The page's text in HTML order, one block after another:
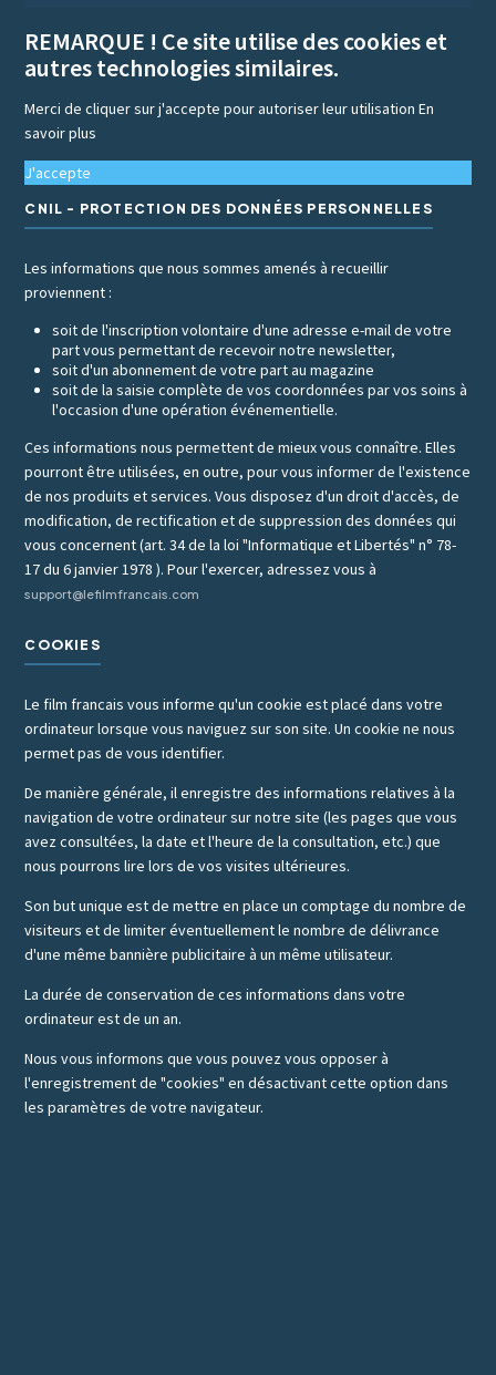
REMARQUE ! Ce site utilise des cookies et
autres technologies similaires.
Merci de cliquer sur j'accepte pour autoriser leur utilisationEn
savoir plus
J'accepte
CNIL - PROTECTION DES DONNÉES PERSONNELLES
Les informations que nous sommes amenés à recueillir
proviennent :
soit de l'inscription volontaire d'une adresse e-mail de votre
part vous permettant de recevoir notre newsletter,
soit d'un abonnement de votre part au magazine
soit de la saisie complète de vos coordonnées par vos soins à
l'occasion d'une opération événementielle.
Ces informations nous permettent de mieux vous connaître. Elles
pourront être utilisées, en outre, pour vous informer de l'existence
de nos produits et services. Vous disposez d'un droit d'accès, de
modification, de rectification et de suppression des données qui
vous concernent (art. 34 de la loi "Informatique et Libertés" n° 78-
17 du 6 janvier 1978 ). Pour l'exercer, adressez vous à
support@lefilmfrancais.com
COOKIES
Le film francais vous informe qu'un cookie est placé dans votre
ordinateur lorsque vous naviguez sur son site. Un cookie ne nous
permet pas de vous identifier.
De manière générale, il enregistre des informations relatives à la
navigation de votre ordinateur sur notre site (les pages que vous
avez consultées, la date et l'heure de la consultation, etc.) que
nous pourrons lire lors de vos visites ultérieures.
Son but unique est de mettre en place un comptage du nombre de
visiteurs et de limiter éventuellement le nombre de délivrance
d'une même bannière publicitaire à un même utilisateur.
La durée de conservation de ces informations dans votre
ordinateur est de un an.
Nous vous informons que vous pouvez vous opposer à
l'enregistrement de "cookies" en désactivant cette option dans
les paramètres de votre navigateur.